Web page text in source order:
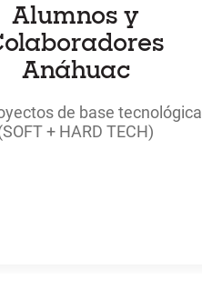
Alumnos y
Anáhuac
de base tecnológica
+ HARD TECH)